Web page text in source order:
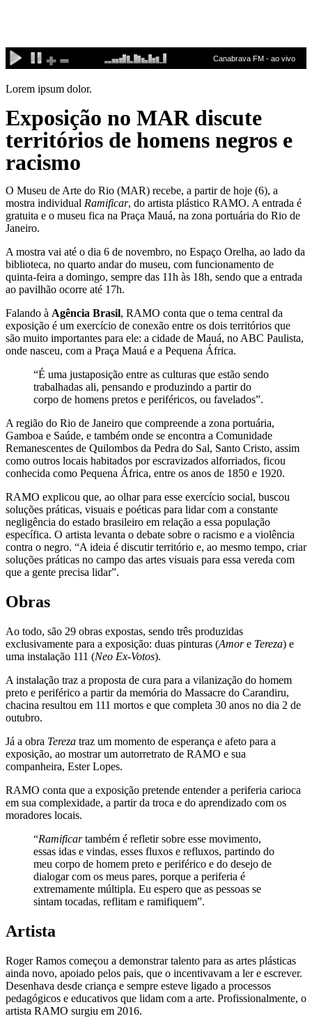
conteúdo
Lorem ipsum dolor.
Exposição no MAR discute
territórios de homens negros e
racismo
O Museu de Arte do Rio (MAR) recebe, a partir de hoje (6), a
mostra individual Ramificar, do artista plástico RAMO. A entrada é
gratuita e o museu fica na Praça Mauá, na zona portuária do Rio de
Janeiro.
A mostra vai até o dia 6 de novembro, no Espaço Orelha, ao lado da
biblioteca, no quarto andar do museu, com funcionamento de
quinta-feira a domingo, sempre das 11h às 18h, sendo que a entrada
ao pavilhão ocorre até 17h.
Falando à Agência Brasil, RAMO conta que o tema central da
exposição é um exercício de conexão entre os dois territórios que
são muito importantes para ele: a cidade de Mauá, no ABC Paulista,
onde nasceu, com a Praça Mauá e a Pequena África.
“É uma justaposição entre as culturas que estão sendo
trabalhadas ali, pensando e produzindo a partir do
corpo de homens pretos e periféricos, ou favelados”.
A região do Rio de Janeiro que compreende a zona portuária,
Gamboa e Saúde, e também onde se encontra a Comunidade
Remanescentes de Quilombos da Pedra do Sal, Santo Cristo, assim
como outros locais habitados por escravizados alforriados, ficou
conhecida como Pequena África, entre os anos de 1850 e 1920.
RAMO explicou que, ao olhar para esse exercício social, buscou
soluções práticas, visuais e poéticas para lidar com a constante
negligência do estado brasileiro em relação a essa população
específica. O artista levanta o debate sobre o racismo e a violência
contra o negro. “A ideia é discutir território e, ao mesmo tempo, criar
soluções práticas no campo das artes visuais para essa vereda com
que a gente precisa lidar”.
Obras
Ao todo, são 29 obras expostas, sendo três produzidas
exclusivamente para a exposição: duas pinturas (Amore Tereza) e
uma instalação 111 (Neo Ex-Votos).
A instalação traz a proposta de cura para a vilanização do homem
preto e periférico a partir da memória do Massacre do Carandiru,
chacina resultou em 111 mortos e que completa 30 anos no dia 2 de
outubro.
Já a obra Tereza traz um momento de esperança e afeto para a
exposição, ao mostrar um autorretrato de RAMO e sua
companheira, Ester Lopes.
RAMO conta que a exposição pretende entender a periferia carioca
em sua complexidade, a partir da troca e do aprendizado com os
moradores locais.
“Ramificartambém é refletir sobre esse movimento,
essas idas e vindas, esses fluxos e refluxos, partindo do
meu corpo de homem preto e periférico e do desejo de
dialogar com os meus pares, porque a periferia é
extremamente múltipla. Eu espero que as pessoas se
sintam tocadas, reflitam e ramifiquem”.
Artista
Roger Ramos começou a demonstrar talento para as artes plásticas
ainda novo, apoiado pelos pais, que o incentivavam a ler e escrever.
Desenhava desde criança e sempre esteve ligado a processos
pedagógicos e educativos que lidam com a arte. Profissionalmente, o
artista RAMO surgiu em 2016.